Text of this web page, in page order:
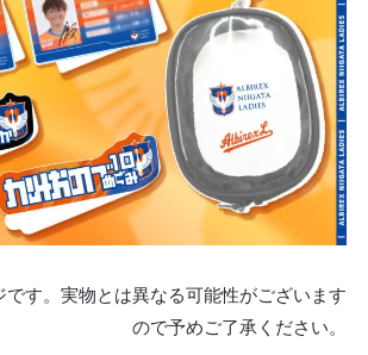
す。実物とは異なる可能性がございます
ので予めご了承ください。